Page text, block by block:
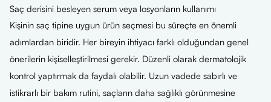
Saç derisini besleyen serum veya losyonların kullanımı
Kişinin saç tipine uygun ürün seçmesi bu süreçte en önemli
adımlardan biridir. Her bireyin ihtiyacı farklı olduğundan genel
önerilerin kişiselleştirilmesi gerekir. Düzenli olarak dermatolojik
kontrol yaptırmak da faydalı olabilir. Uzun vadede sabırlı ve
istikrarlı bir bakım rutini, saçların daha sağlıklı görünmesine